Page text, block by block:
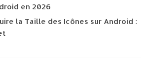
en 2026
la Taille des Icônes sur Android :